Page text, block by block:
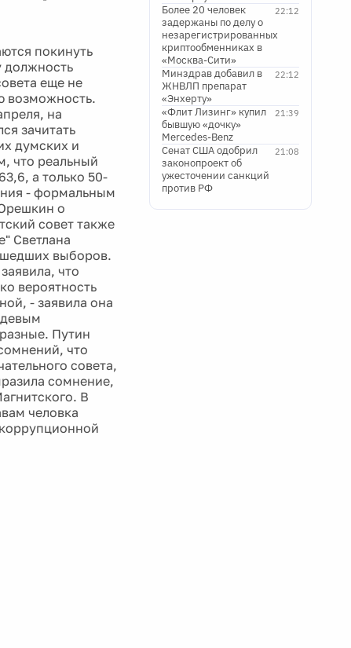
покинуть
должность
еще не
возможность.
на
зачитать
думских и
что реальный
а только 50-
- формальным
о
совет также
Светлана
выборов.
что
вероятность
- заявила она
Путин
что
совета,
сомнение,
В
человка
22:12
Более 20 человек
задержаны по делу о
незарегистрированных
криптообменниках в
«Москва-Сити»
22:12
Минздрав добавил в
ЖНВЛП препарат
«Энхерту»
21:39
«Флит Лизинг» купил
бывшую «дочку»
Mercedes-Benz
21:08
Сенат США одобрил
законопроект об
ужесточении санкций
против РФ